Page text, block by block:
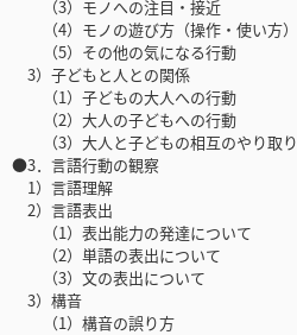
（3）モノへの注目・接近
（4）モノの遊び方（操作・使い方）
（5）その他の気になる行動
3）子どもと人との関係
（1）子どもの大人への行動
（2）大人の子どもへの行動
（3）大人と子どもの相互のやり取り
●3．言語行動の観察
1）言語理解
2）言語表出
（1）表出能力の発達について
（2）単語の表出について
（3）文の表出について
3）構音
（1）構音の誤り方